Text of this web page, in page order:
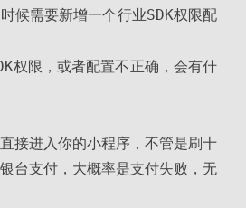
候需要新增一个行业SDK权限配
权限 ，或者配置不正确，会有什
接进入你的小程序，不管是刷十
台支付，大概率是支付失败，无